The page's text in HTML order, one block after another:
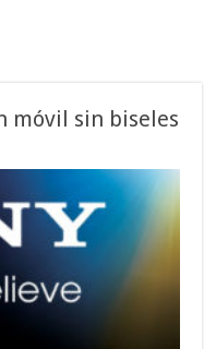
móvil sin biseles